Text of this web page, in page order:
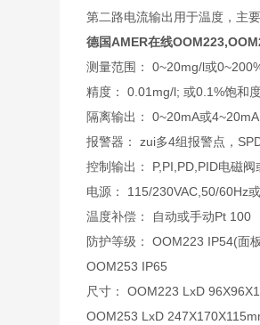
第二路电流输出用于温度，主
德国AMER在线
测量范围： 0~20mg/l或
精度： 0.01mg/l; 或0.1%饱和
隔离输出： 0~20mA或
报警器： zui多4组报警点，
控制输出： P,PI,PD,PID电磁阀
电源： 115/230VAC,50/60Hz
温度补偿： 自动或手动Pt 100
防护等级： OOM223 IP54(面
OOM253 IP65
尺寸： OOM223 LxD
OOM253 LxD